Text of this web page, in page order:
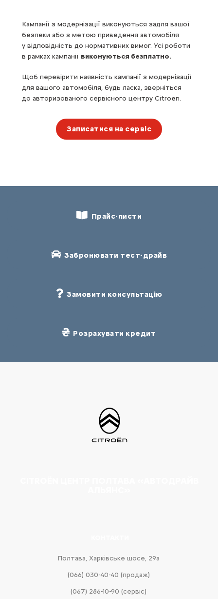
Кампанії з модернізації виконуються задля вашої
безпеки або з метою приведення автомобіля
у відповідність до нормативних вимог. Усі роботи
в рамках кампанії виконуються безплатно.
Щоб перевірити наявність кампанії з модернізації
для вашого автомобіля, будь ласка, зверніться
до авторизованого сервісного центру Citroën.
Записатися на сервіс
Прайс-листи
Забронювати тест-драйв
Замовити консультацію
Розрахувати кредит
Полтава, Харківське шосе, 29а
(066) 030-40-40 (продаж)
(067) 286-10-90 (сервіс)